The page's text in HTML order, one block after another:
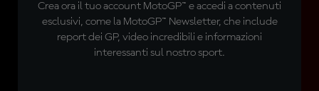
Crea ora il tuo account MotoGP™ e accedi a contenuti
esclusivi, come la MotoGP™ Newsletter, che include
report dei GP, video incredibili e informazioni
interessanti sul nostro sport.